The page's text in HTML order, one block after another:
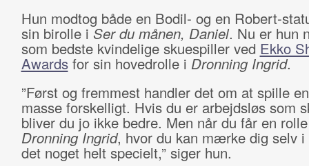
Hun modtog både en Bodil- og en Robert-
sin birolle iSer du månen, Daniel. Nu er hun
som bedste kvindelige skuespiller ved Ekko
Awardsfor sin hovedrolle i Dronning Ingrid.
”Først og fremmest handler det om at spille
masse forskelligt. Hvis du er arbejdsløs som
bliver du jo ikke bedre. Men når du får en
Dronning Ingrid, hvor du kan mærke dig selv i
det noget helt specielt,” siger hun.